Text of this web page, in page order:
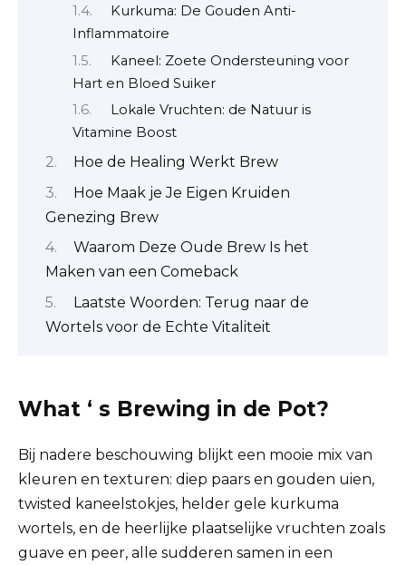
Kurkuma: De Gouden Anti-
Inflammatoire
Kaneel: Zoete Ondersteuning voor
Hart en Bloed Suiker
Lokale Vruchten: de Natuur is
Vitamine Boost
Hoe de Healing Werkt Brew
Hoe Maak je Je Eigen Kruiden
Genezing Brew
Waarom Deze Oude Brew Is het
Maken van een Comeback
Laatste Woorden: Terug naar de
Wortels voor de Echte Vitaliteit
What ‘ s Brewing in de Pot?
Bij nadere beschouwing blijkt een mooie mix van
kleuren en texturen: diep paars en gouden uien,
twisted kaneelstokjes, helder gele kurkuma
wortels, en de heerlijke plaatselijke vruchten zoals
guave en peer, alle sudderen samen in een